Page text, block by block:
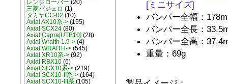
レンジローバー (20)
三菱パジェロ (1)
タミヤCC-02 (10)
Axial AX10系->(155)
Axial SCX24(80)
Axial Capra[UTB10] (28)
Axial Wraith 1.9->(4)
Axial WRAITH->(545)
Axial XR10系->(92)
Axial RBX10(6)
Axial SCX10系->(219)
Axial SCX10-II系->(164)
Axial SCX10-III系(105)
[ミニサイズ]
バンパー全幅：
バンパー全長：
バンパー全高：
重量：69g